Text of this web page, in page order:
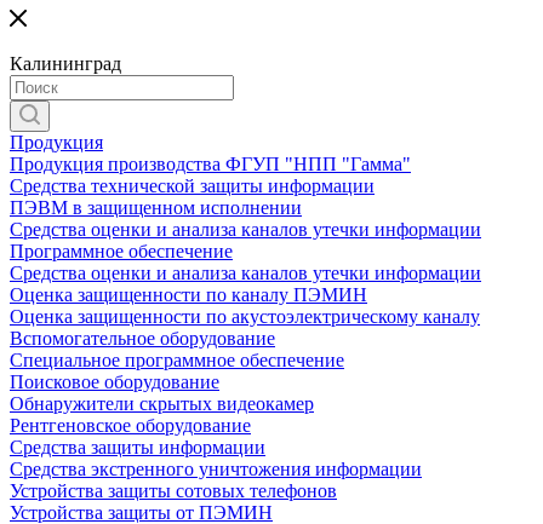
Калининград
Продукция
Продукция производства ФГУП "НПП "Гамма"
Средства технической защиты информации
ПЭВМ в защищенном исполнении
Средства оценки и анализа каналов утечки информации
Программное обеспечение
Средства оценки и анализа каналов утечки информации
Оценка защищенности по каналу ПЭМИН
Оценка защищенности по акустоэлектрическому каналу
Вспомогательное оборудование
Специальное программное обеспечение
Поисковое оборудование
Обнаружители скрытых видеокамер
Рентгеновское оборудование
Средства защиты информации
Средства экстренного уничтожения информации
Устройства защиты сотовых телефонов
Устройства защиты от ПЭМИН